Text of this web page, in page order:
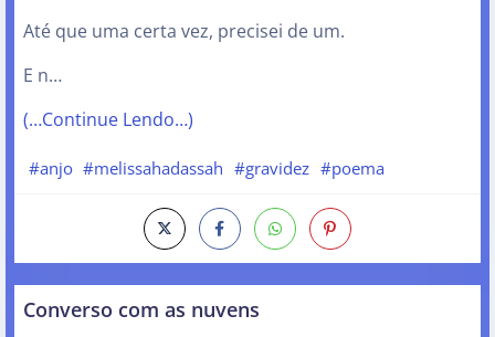
Até que uma certa vez, precisei de um.
E n…
(…Continue Lendo…)
#anjo #melissahadassah #gravidez #poema
Converso com as nuvens